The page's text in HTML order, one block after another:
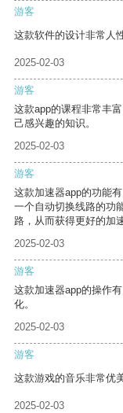
游客
这款软件的设计非常人
2025-02-03
游客
这款app的课程非常丰
己感兴趣的知识。
2025-02-03
游客
这款加速器app的功能
一个自动切换线路的功
路，从而获得更好的加
2025-02-03
游客
这款加速器app的操作
化。
2025-02-03
游客
这款游戏的音乐非常优
2025-02-03